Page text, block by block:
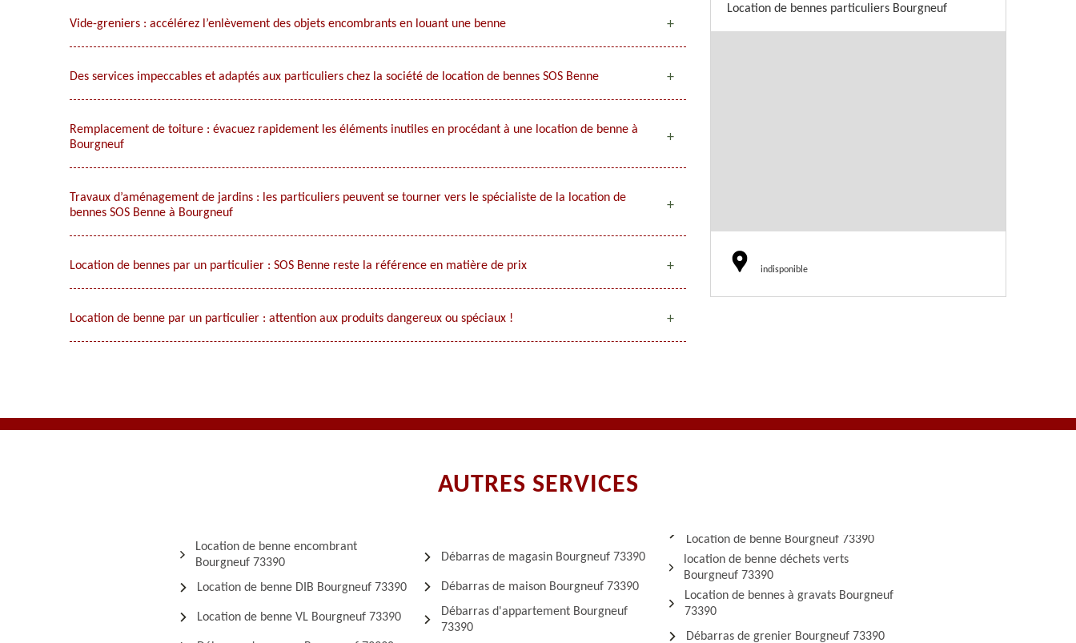
Vide-greniers : accélérez l’enlèvement des objets encombrants en louant une benne
Des services impeccables et adaptés aux particuliers chez la société de location de bennes SOS Benne
Remplacement de toiture : évacuez rapidement les éléments inutiles en procédant à une location de benne à
Bourgneuf
Travaux d’aménagement de jardins : les particuliers peuvent se tourner vers le spécialiste de la location de
bennes SOS Benne à Bourgneuf
Location de bennes par un particulier : SOS Benne reste la référence en matière de prix
Location de benne par un particulier : attention aux produits dangereux ou spéciaux !
Location de bennes particuliers Bourgneuf
indisponible
AUTRES SERVICES
Location de benne encombrant
Bourgneuf 73390
Location de benne DIB Bourgneuf 73390
Location de benne VL Bourgneuf 73390
Débarras de magasin Bourgneuf 73390
Débarras de maison Bourgneuf 73390
Débarras d'appartement Bourgneuf
73390
Location de benne Bourgneuf 73390
location de benne déchets verts
Bourgneuf 73390
Location de bennes à gravats Bourgneuf
73390
Débarras de grenier Bourgneuf 73390